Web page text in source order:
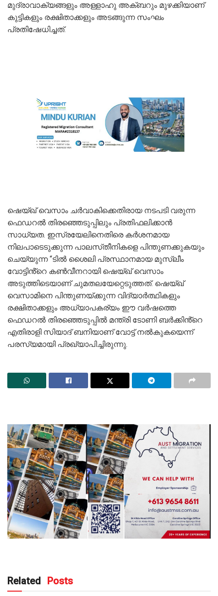
മുദ്രാവാക്യങ്ങളും അള്ളാഹു അക്ബറും മുഴക്കിയാണ്
കുട്ടികളും രക്ഷിതാക്കളും അടങ്ങുന്ന സംഘം
പ്രതിഷേധിച്ചത്.
ഷെയ്ഖ് വെസാം ചർവാകിക്കെതിരായ നടപടി വരുന്ന
ഫെഡറൽ തിരഞ്ഞെടുപ്പിലും പ്രതിഫലിക്കാൻ
സാധ്യത. ഇസ്രയേലിനെതിരെ കർശനമായ
നിലപാടെടുക്കുന്ന പാലസ്‌തീനികളെ പിന്തുണക്കുകയും
ചെയ്യുന്ന “ടിൽ ശൈലി പ്രസ്ഥാനമായ മുസ്ലീം
വോട്ടിൻ്റെ കൺവീനറായി ഷെയ്‌ഖ് വെസാം
അടുത്തിടെയാണ് ചുമതലയേറ്റെടുത്തത്. ഷെയ്ഖ്
വെസാമിനെ പിന്തുണയ്ക്കുന്ന വിദ്യാർത്ഥികളും
രക്ഷിതാക്കളും അധ്യാപകര്യം ഈ വർഷത്തെ
ഫെഡറൽ തിരഞ്ഞെടുപ്പിൽ മന്ത്രി ടോണി ബർക്കിൻ്റെ
എതിരാളി സിയാദ് ബനിയാണ് വോട്ട് നൽകുകയെന്ന്
പരസ്യമായി പ്രഖ്യാപിച്ചിരുന്നു.
Related Posts